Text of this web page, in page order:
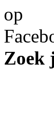
Zoek